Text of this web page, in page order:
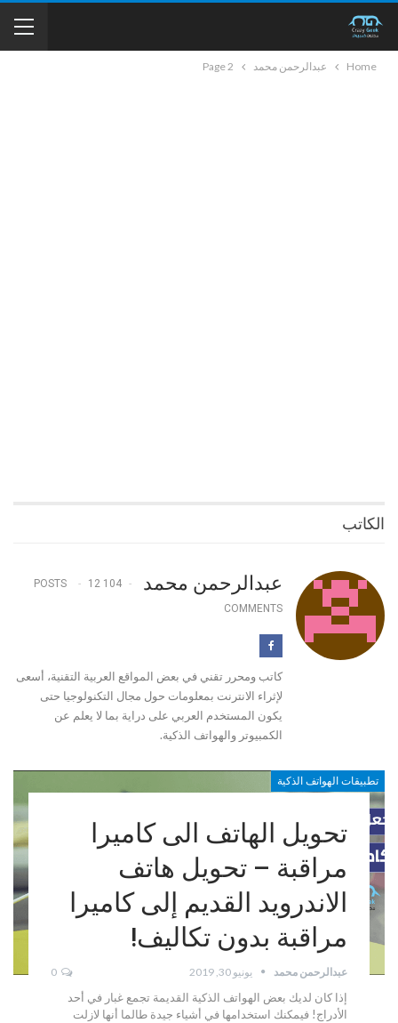
Home عبدالرحمن محمد Page 2
الكاتب
عبدالرحمن محمد 104 POSTS
12
COMMENTS
كاتب ومحرر تقني في بعض المواقع العربية التقنية، أسعى
لإثراء الانترنت بمعلومات حول مجال التكنولوجيا حتى
يكون المستخدم العربي على دراية بما لا يعلم عن
الكمبيوتر والهواتف الذكية.
تطبيقات الهواتف الذكية
تحويل الهاتف الى كاميرا
مراقبة – تحويل هاتف
الاندرويد القديم إلى كاميرا
مراقبة بدون تكاليف!
عبدالرحمن محمد يونيو 30, 2019 0
إذا كان لديك بعض الهواتف الذكية القديمة تجمع غبار في أحد
الأدراج! فيمكنك استخدامها في أشياء جيدة طالما أنها لازلت